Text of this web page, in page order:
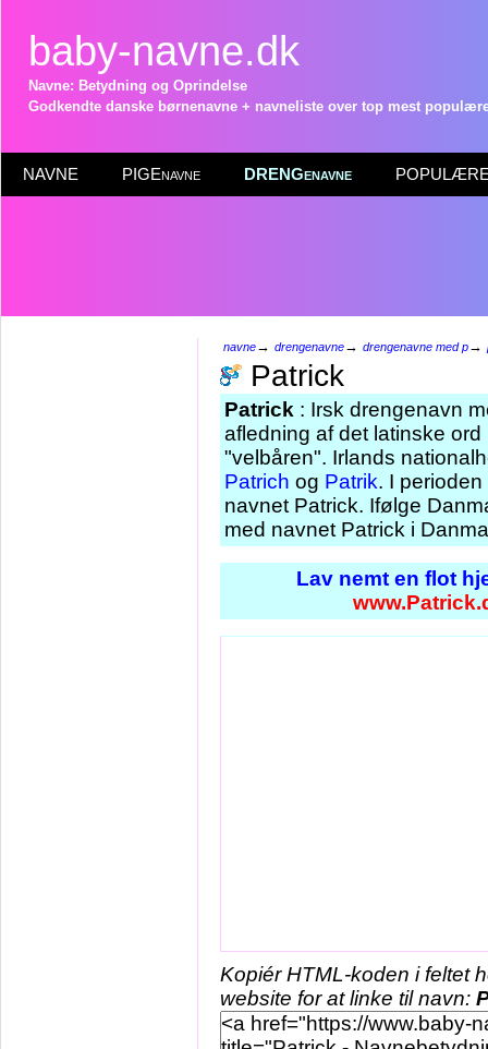
baby-navne.dk
Navne: Betydning og Oprindelse
Godkendte danske børnenavne + navneliste over top mest
NAVNE PIGEnavne DRENGenavne POPULÆRE
navne→ drengenavne→ drengenavne med p→
Patrick
Patrick : Irsk drengenavn
afledning af det latinske
"velbåren". Irlands
Patrich og Patrik. I
navnet Patrick. Ifølge
med navnet Patrick i
Lav nemt en flot
Kopiér HTML-koden i feltet
website for at linke til navn: